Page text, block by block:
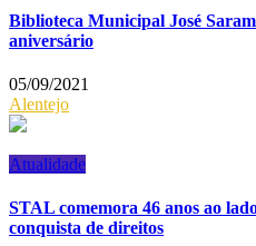
Biblioteca Municipal José
aniversário
05/09/2021
Alentejo
Atualidade
STAL comemora 46 anos ao
conquista de direitos